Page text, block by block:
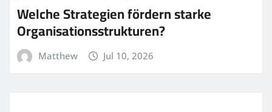
Welche Strategien fördern starke
Organisationsstrukturen?
Matthew Jul 10, 2026